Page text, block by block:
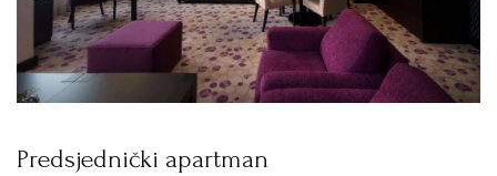
Predsjednički apartman